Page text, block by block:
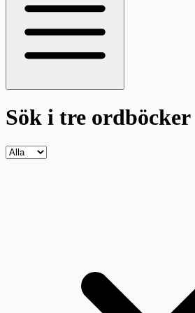
Sök i tre ordböcker